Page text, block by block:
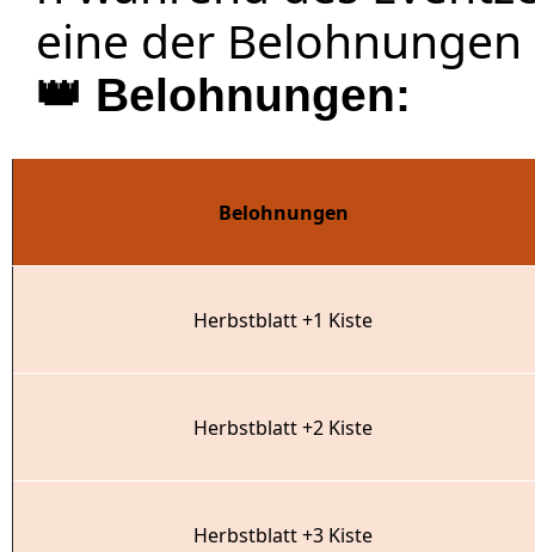
eine der
👑 Belohnungen:
Belohnungen
Herbstblatt +1 Kiste
Herbstblatt +2 Kiste
Herbstblatt +3 Kiste